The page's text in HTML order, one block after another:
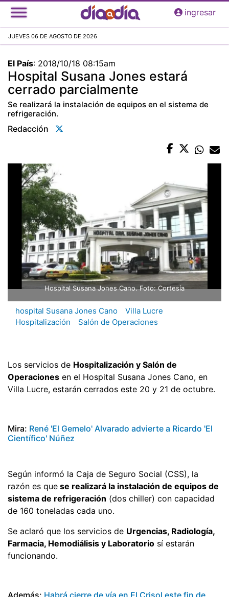
Pasar
al
principal
ingresar
JUEVES 06 DE AGOSTO DE 2026
El País: 2018/10/18 08:15am
Hospital Susana Jones estará
cerrado parcialmente
Se realizará la instalación de equipos en el sistema de
refrigeración.
Redacción
Hospital Susana Jones Cano. Foto: Cortesía
hospital Susana Jones Cano
Villa Lucre
Hospitalización
Salón de Operaciones
Los servicios de Hospitalización y Salón de
Operaciones en el Hospital Susana Jones Cano, en
Villa Lucre, estarán cerrados este 20 y 21 de octubre.
Mira: René 'El Gemelo' Alvarado advierte a Ricardo 'El
Científico' Núñez
Según informó la Caja de Seguro Social (CSS), la
razón es que se realizará la instalación de equipos de
sistema de refrigeración (dos chiller) con capacidad
de 160 toneladas cada uno.
Se aclaró que los servicios de Urgencias, Radiología,
Farmacia, Hemodiálisis y Laboratorio sí estarán
funcionando.
Además: Habrá cierre de vía en El Crisol este fin de